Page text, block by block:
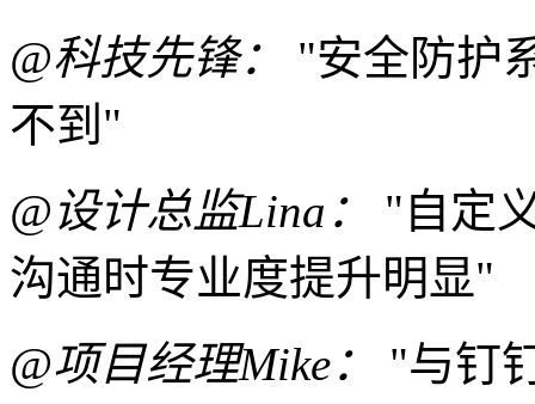
@科技先锋：
"安全防护
不到"
@设计总监Lina：
"自定
沟通时专业度提升明显"
@项目经理Mike：
"与钉